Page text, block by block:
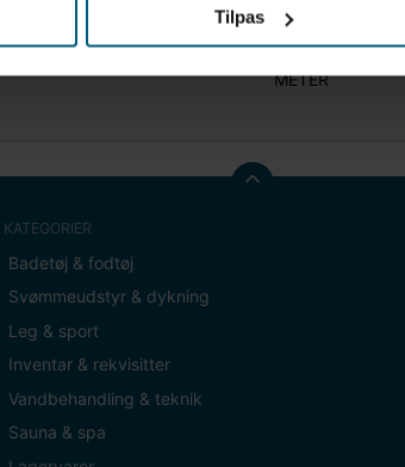
Tilpas
0,00
METER
KATEGORIER
Badetøj & fodtøj
Svømmeudstyr & dykning
Leg & sport
Inventar & rekvisitter
Vandbehandling & teknik
Sauna & spa